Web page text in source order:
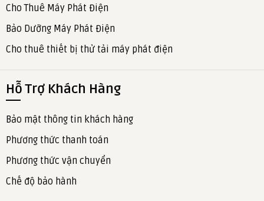
Cho Thuê Máy Phát Điện
Bảo Dưỡng Máy Phát Điện
Cho thuê thiết bị thử tải máy phát điện
Hỗ Trợ Khách Hàng
Bảo mật thông tin khách hàng
Phương thức thanh toán
Phương thức vận chuyển
Chế độ bảo hành